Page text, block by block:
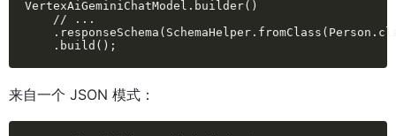
VertexAiGeminiChatModel.builder()
// ...
.build();
来自一个 JSON 模式：